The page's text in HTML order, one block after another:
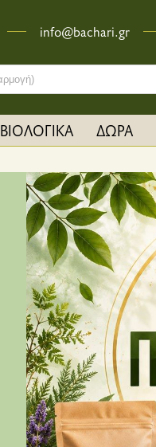
info@bachari.gr
ΒΙΟΛΟΓΙΚΑ ΔΩΡΑ